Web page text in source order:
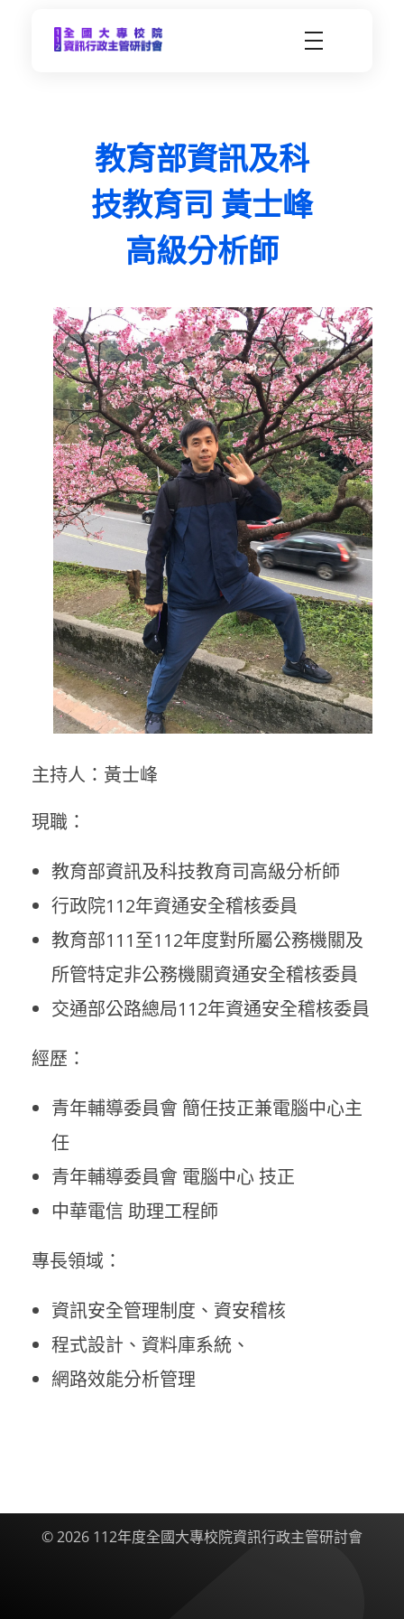
教育部資訊及科
技教育司 黃士峰
高級分析師
主持人：黃士峰
現職：
教育部資訊及科技教育司高級分析師
行政院112年資通安全稽核委員
教育部111至112年度對所屬公務機關及
所管特定非公務機關資通安全稽核委員
交通部公路總局112年資通安全稽核委員
經歷：
青年輔導委員會 簡任技正兼電腦中心主
任
青年輔導委員會 電腦中心 技正
中華電信 助理工程師
專長領域：
資訊安全管理制度、資安稽核
程式設計、資料庫系統、
網路效能分析管理
© 2026 112年度全國大專校院資訊行政主管研討會